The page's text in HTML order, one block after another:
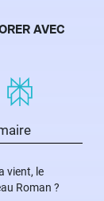
AVEC
vient, le
Roman ?